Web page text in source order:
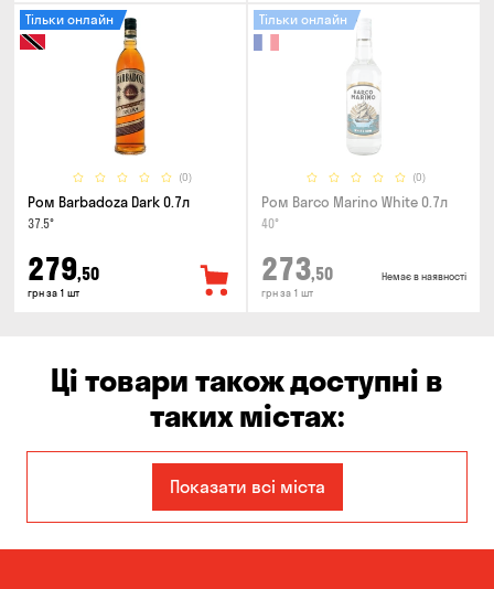
(0)
Тільки онлайн
Ром Barbadoza Dark 0.7л
37.5°
279,50
грн за 1 шт
(0)
Тільки онлайн
Ром Barco Marino White 0.7л
40°
273,50
грн за 1 шт
Немає в наявності
Ці товари також доступні в
таких містах:
Кам'янське Київ
Показати всі міста